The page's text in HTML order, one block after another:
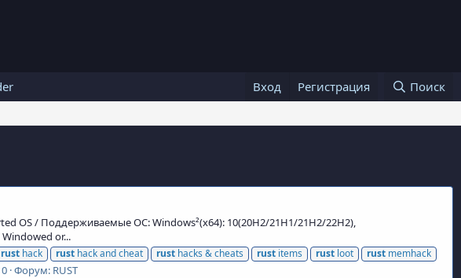
Вход Регистрация Поиск
OS / Поддерживаемые ОС: Windows²(x64): 10(20H2/21H1/21H2/22H2),
or...
rust hack rust hack and cheat rust hacks & cheats rust items rust loot rust memhack
Форум: RUST